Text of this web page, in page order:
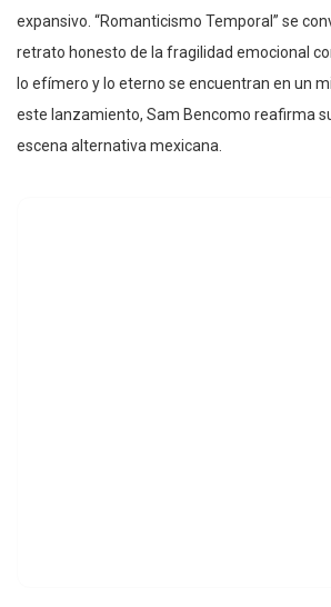
expansivo. “Romanticismo Temporal” se
retrato honesto de la fragilidad emocional
lo efímero y lo eterno se encuentran en un
este lanzamiento, Sam Bencomo reafirma
escena alternativa mexicana.